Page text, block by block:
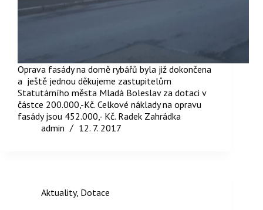
Oprava fasády na domě rybářů byla již dokončena
a ještě jednou děkujeme zastupitelům
Statutárního města Mladá Boleslav za dotaci v
částce 200.000,-Kč. Celkové náklady na opravu
fasády jsou 452.000,- Kč. Radek Zahrádka
admin
12. 7. 2017
Aktuality, Dotace